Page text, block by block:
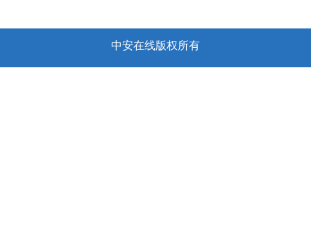
中安在线版权所有